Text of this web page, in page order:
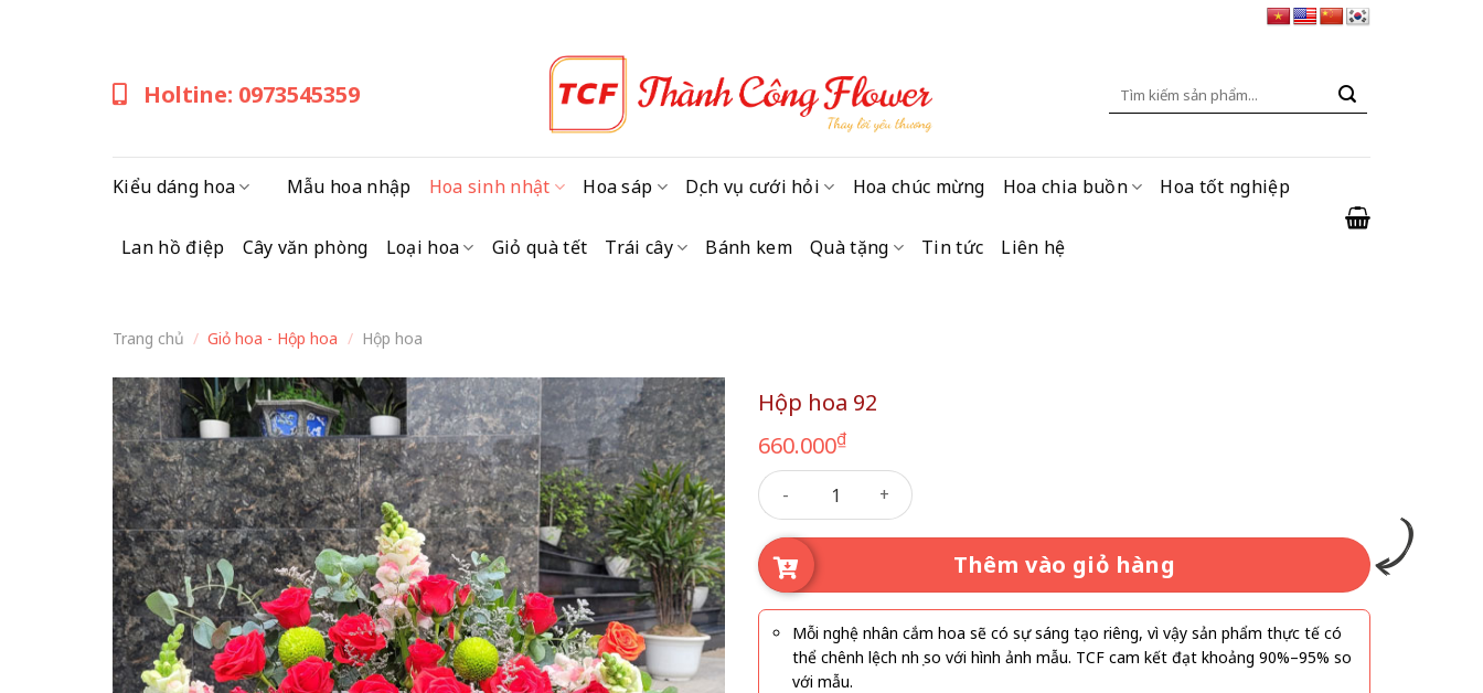
Holtine: 0973545359
Tìm
Kiểu dáng hoa Mẫu hoa nhập Hoa sinh nhật Hoa sáp Dịch vụ cưới hỏi Hoa chúc mừng Hoa chia buồn Hoa tốt nghiệp
Lan hồ điệp Cây văn phòng Loại hoa Giỏ quà tết Trái cây Bánh kem Quà tặng Tin tức Liên hệ
Trang chủ / Giỏ hoa - Hộp hoa / Hộp hoa
Hộp hoa 92
660.000₫
Hộp hoa 92 số lượng
Thêm vào giỏ hàng
Mỗi nghệ nhân cắm hoa sẽ có sự sáng tạo riêng, vì vậy sản phẩm thực tế có
thể chênh lệch nhẹ so với hình ảnh mẫu. TCF cam kết đạt khoảng 90%–95% so
với mẫu.